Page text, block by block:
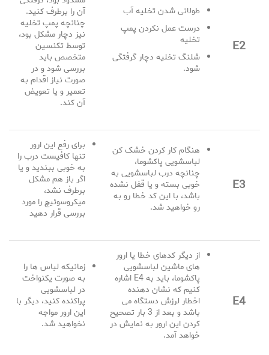
E2
طولانی شدن تخلیه آب
درست عمل نکردن پمپ
تخلیه
شلنگ تخلیه دچار گرفتگی
شود.
آن را برطرف کنید.
چنانچه پمپ تخلیه
نیز دچار مشکل بود،
توسط تکنسین
متخصص باید
بررسی شود و در
صورت نیاز اقدام به
تعمیر و یا تعویض
آن کند.
E3
هنگام کار کردن خشک کن
لباسشویی پاکشوما،
چنانچه درب لباسشویی به
خوبی بسته و یا قفل نشده
باشد، با این کد خطا رو به
رو خواهید شد.
برای رفع این ارور
تنها کافیست درب را
به خوبی ببندید و یا
اگر باز هم مشکل
برطرف نشد،
میکروسوئیچ را مورد
بررسی قرار دهید
E4
از دیگر کدهای خطا یا ارور
های ماشین لباسشویی
پاکشوما، باید به E4 اشاره
کنیم که نشان دهنده
اخطار لرزش دستگاه می
باشد و بعد از 3 بار تصحیح
کردن این ارور به نمایش در
خواهد آمد.
زمانیکه لباس ها را
به صورت یکنواخت
در لباسشویی
پراکنده کنید، دیگر با
این ارور مواجه
نخواهید شد.